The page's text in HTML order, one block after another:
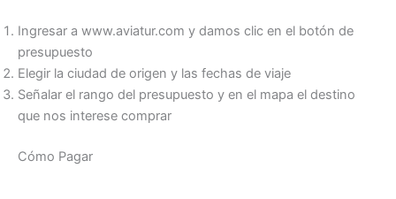
Ingresar a www.aviatur.com y damos clic en el botón de
presupuesto
Elegir la ciudad de origen y las fechas de viaje
Señalar el rango del presupuesto y en el mapa el destino
que nos interese comprar
Cómo Pagar